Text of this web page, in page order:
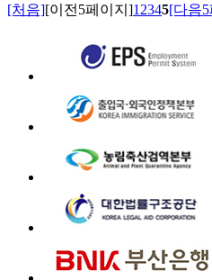
[처음][이전5페이지]1 2345[다음